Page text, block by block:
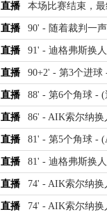
直播 本场比赛结束，
直播 90' - 随着裁判一
直播 91' - 迪格弗斯换
直播 90+2' - 第3个进
直播 88' - 第6个角球 -
直播 86' - AIK索尔纳换
直播 81' - 第5个角球 -
直播 81' - 迪格弗斯换
直播 74' - AIK索尔纳换
直播 74' - AIK索尔纳换